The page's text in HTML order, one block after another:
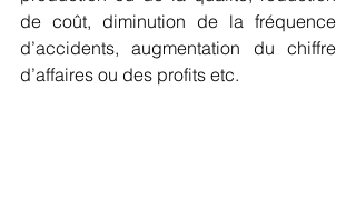
de coût, diminution de la fréquence
d’accidents, augmentation du chiffre
d’affaires ou des profits etc.